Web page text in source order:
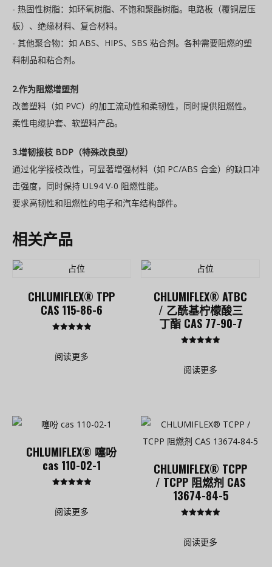
- 热固性树脂：如环氧树脂、不饱和聚酯树脂。电路板（覆铜层压
板）、绝缘材料、复合材料。
- 其他聚合物：如 ABS、HIPS、SBS 粘合剂。各种需要阻燃的塑
料制品和粘合剂。
2.作为阻燃增塑剂
改善塑料（如 PVC）的加工流动性和柔韧性，同时提供阻燃性。
柔性电缆护套、软塑料产品。
3.增韧接枝 BDP（特殊改良型）
通过化学接枝改性，可显著增强材料（如 PC/ABS 合金）的缺口冲
击强度，同时保持 UL94 V-0 阻燃性能。
要求高韧性和阻燃性的电子和汽车结构部件。
相关产品
CHLUMIFLEX® TPP
CAS 115-86-6
&sol; 5
阅读更多
CHLUMIFLEX® ATBC
/ 乙酰基柠檬酸三
丁酯 CAS 77-90-7
&sol; 5
阅读更多
CHLUMIFLEX® 噻吩
cas 110-02-1
&sol; 5
阅读更多
CHLUMIFLEX® TCPP
/ TCPP 阻燃剂 CAS
13674-84-5
&sol; 5
阅读更多